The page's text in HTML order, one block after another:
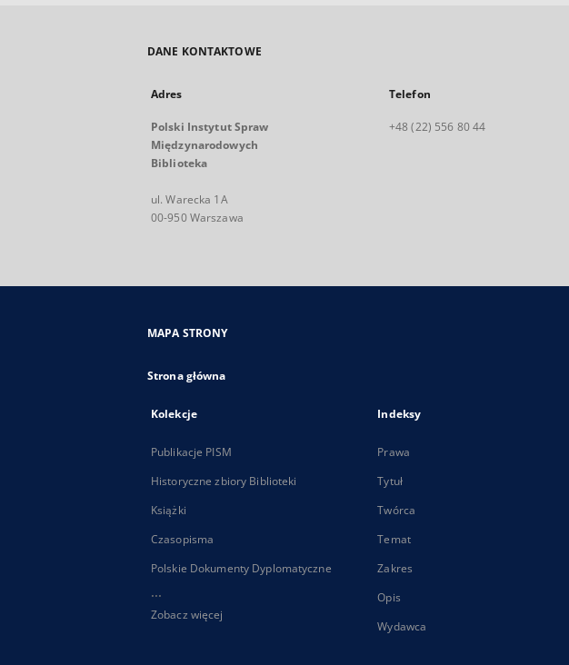
DANE KONTAKTOWE
Adres
Polski Instytut Spraw
Międzynarodowych
Biblioteka
ul. Warecka 1A
00-950 Warszawa
Telefon
+48 (22) 556 80 44
MAPA STRONY
Strona główna
Kolekcje
Publikacje PISM
Historyczne zbiory Biblioteki
Książki
Czasopisma
Polskie Dokumenty Dyplomatyczne
...
Zobacz więcej
Indeksy
Prawa
Tytuł
Twórca
Temat
Zakres
Opis
Wydawca